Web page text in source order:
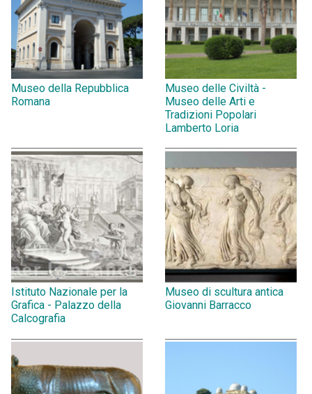
Museo della Repubblica
Romana
Museo delle Civiltà -
Museo delle Arti e
Tradizioni Popolari
Lamberto Loria
Istituto Nazionale per la
Grafica - Palazzo della
Calcografia
Museo di scultura antica
Giovanni Barracco